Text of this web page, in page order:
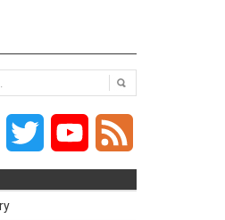
LinkedIn Twitter YouTube